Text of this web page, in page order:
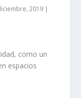
2019 |
como un
espacios